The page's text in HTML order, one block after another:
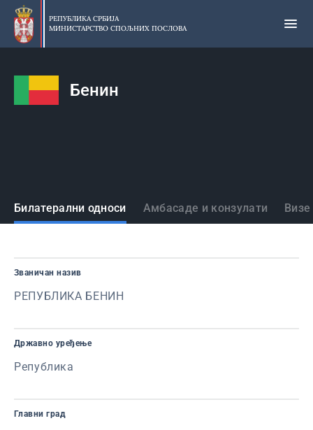
Прескочи
главни
део
РЕПУБЛИКА СРБИЈА
МИНИСТАРСТВО СПОЉНИХ ПОСЛОВА
Бенин
Државе
Билатерални односи Амбасаде и конзулати
Званичан назив
РЕПУБЛИКА БЕНИН
Државно уређење
Република
Главни град